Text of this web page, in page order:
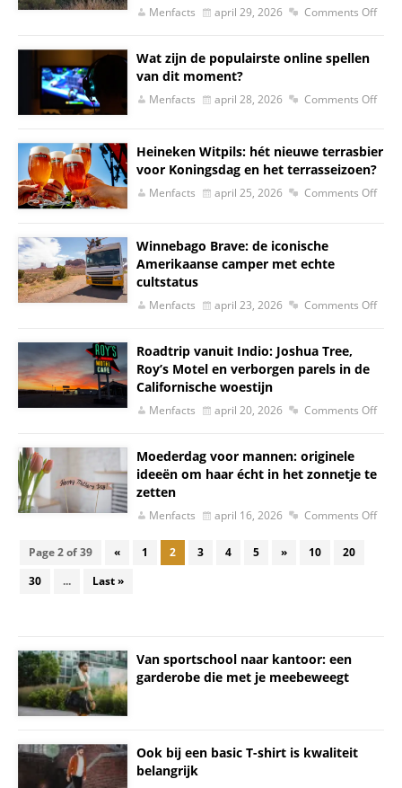
Menfacts april 29, 2026 Comments Off
Wat zijn de populairste online spellen
van dit moment?
Menfacts april 28, 2026 Comments Off
Heineken Witpils: hét nieuwe terrasbier
voor Koningsdag en het terrasseizoen?
Menfacts april 25, 2026 Comments Off
Winnebago Brave: de iconische
Amerikaanse camper met echte
cultstatus
Menfacts april 23, 2026 Comments Off
Roadtrip vanuit Indio: Joshua Tree,
Roy’s Motel en verborgen parels in de
Californische woestijn
Menfacts april 20, 2026 Comments Off
Moederdag voor mannen: originele
ideeën om haar écht in het zonnetje te
zetten
Menfacts april 16, 2026 Comments Off
Page 2 of 39 « 1 2 3 4 5 » 10
20
30
... Last »
Van sportschool naar kantoor: een
garderobe die met je meebeweegt
Ook bij een basic T-shirt is kwaliteit
belangrijk